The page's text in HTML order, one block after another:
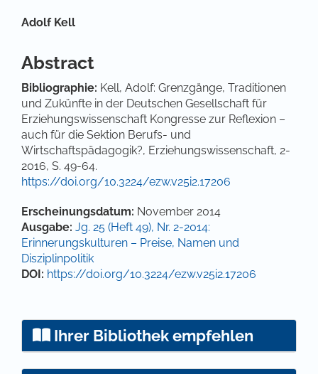
Hauptsächlicher Artikelinhalt
Adolf Kell
Abstract
Bibliographie: Kell, Adolf: Grenzgänge, Traditionen
und Zukünfte in der Deutschen Gesellschaft für
Erziehungswissenschaft Kongresse zur Reflexion –
auch für die Sektion Berufs- und
Wirtschaftspädagogik?, Erziehungswissenschaft, 2-
2016, S. 49-64.
https://doi.org/10.3224/ezw.v25i2.17206
Artikel-Details
Erscheinungsdatum: November 2014
Ausgabe: Jg. 25 (Heft 49), Nr. 2-2014:
Erinnerungskulturen – Preise, Namen und
Disziplinpolitik
DOI: https://doi.org/10.3224/ezw.v25i2.17206
Ihrer Bibliothek empfehlen